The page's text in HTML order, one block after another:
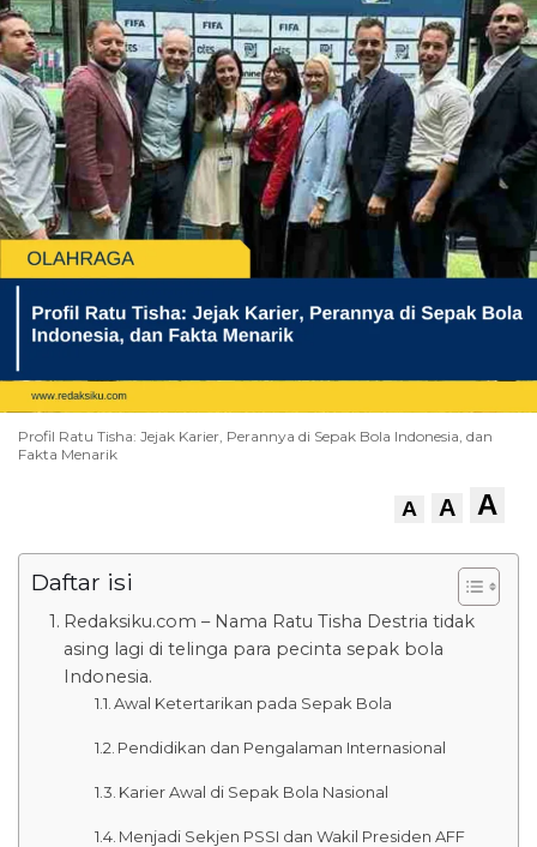
Profil Ratu Tisha: Jejak Karier, Perannya di Sepak Bola Indonesia, dan
Fakta Menarik
A A A
Daftar isi
Redaksiku.com – Nama Ratu Tisha Destria tidak
asing lagi di telinga para pecinta sepak bola
Indonesia.
Awal Ketertarikan pada Sepak Bola
Pendidikan dan Pengalaman Internasional
Karier Awal di Sepak Bola Nasional
Menjadi Sekjen PSSI dan Wakil Presiden AFF